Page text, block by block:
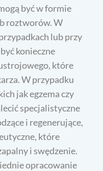
być w formie
roztworów. W
lub przy
konieczne
które
W przypadku
jak egzema czy
specjalistyczne
i regenerujące,
które
i swędzenie.
opracowanie